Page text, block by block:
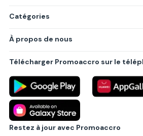
Catégories
Produits
Villes principales
À propos de nous
Politique de confidentialité
Règlements
Partenariat B2B
Blog
Contact
Télécharger Promoaccro sur le
Restez à jour avec Promoaccro